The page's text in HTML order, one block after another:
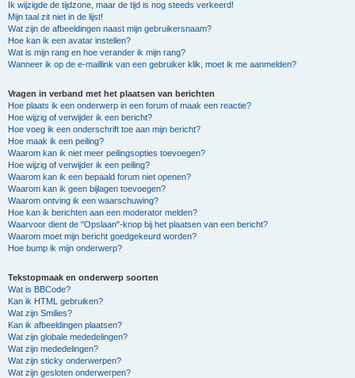
Ik wijzigde de tijdzone, maar de tijd is nog steeds verkeerd!
Mijn taal zit niet in de lijst!
Wat zijn de afbeeldingen naast mijn gebruikersnaam?
Hoe kan ik een avatar instellen?
Wat is mijn rang en hoe verander ik mijn rang?
Wanneer ik op de e-maillink van een gebruiker klik, moet ik me aanmelden?
Vragen in verband met het plaatsen van berichten
Hoe plaats ik een onderwerp in een forum of maak een reactie?
Hoe wijzig of verwijder ik een bericht?
Hoe voeg ik een onderschrift toe aan mijn bericht?
Hoe maak ik een peiling?
Waarom kan ik niet meer peilingsopties toevoegen?
Hoe wijzig of verwijder ik een peiling?
Waarom kan ik een bepaald forum niet openen?
Waarom kan ik geen bijlagen toevoegen?
Waarom ontving ik een waarschuwing?
Hoe kan ik berichten aan een moderator melden?
Waarvoor dient de "Opslaan"-knop bij het plaatsen van een bericht?
Waarom moet mijn bericht goedgekeurd worden?
Hoe bump ik mijn onderwerp?
Tekstopmaak en onderwerp soorten
Wat is BBCode?
Kan ik HTML gebruiken?
Wat zijn Smilies?
Kan ik afbeeldingen plaatsen?
Wat zijn globale mededelingen?
Wat zijn mededelingen?
Wat zijn sticky onderwerpen?
Wat zijn gesloten onderwerpen?